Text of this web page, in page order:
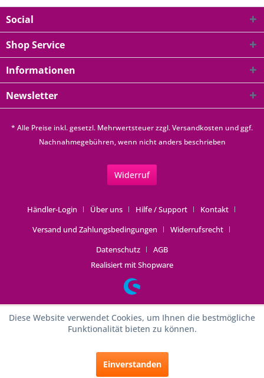
Social
Shop Service
Informationen
Newsletter
* Alle Preise inkl. gesetzl. Mehrwertsteuer zzgl.Versandkosten und ggf.
Nachnahmegebühren, wenn nicht anders beschrieben
Widerruf
Händler-Login Über uns Hilfe / Support
Kontakt
Versand und Zahlungsbedingungen
Widerrufsrecht
Datenschutz
AGB
Realisiert mit Shopware
Diese Website verwendet Cookies, um Ihnen die bestmögliche
Funktionalität bieten zu können.
Einverstanden